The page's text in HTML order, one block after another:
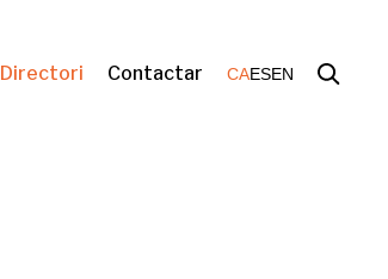
Directori Contactar CAESEN